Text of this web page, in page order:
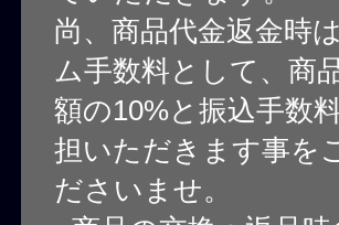
尚、商品代金返金時
ム手数料として、商
額の10%と振込手数
担いただきます事を
ださいませ。